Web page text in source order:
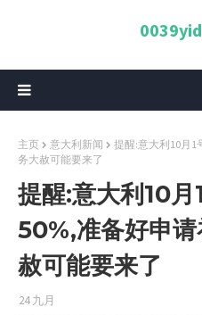
主页 意大利新闻
提醒:意大利10月1
务大赦可能要来了
提醒:意大利10
50%,准备好申
赦可能要来了
24 九月